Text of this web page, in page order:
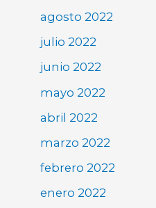
agosto 2022
julio 2022
junio 2022
mayo 2022
abril 2022
marzo 2022
febrero 2022
enero 2022